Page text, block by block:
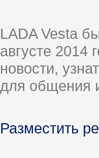
LADA Vesta
августе 2014
новости,
для общения
Разместить